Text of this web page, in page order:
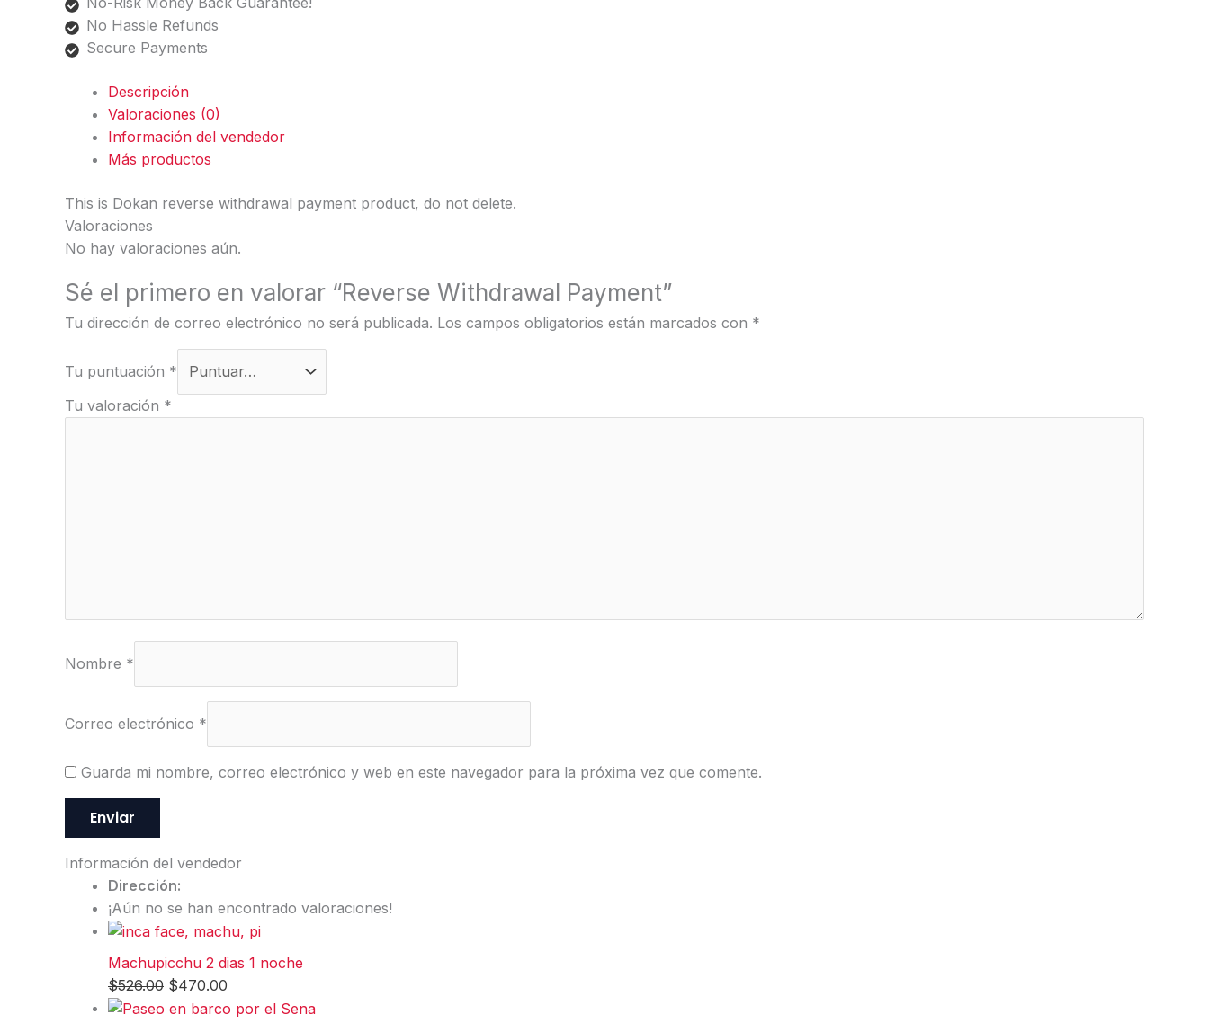
No Hassle Refunds
Secure Payments
Descripción
Valoraciones (0)
Información del vendedor
Más productos
This is Dokan reverse withdrawal payment product, do not delete.
Valoraciones
No hay valoraciones aún.
Sé el primero en valorar “Reverse Withdrawal Payment”
Tu dirección de correo electrónico no será publicada. Los campos obligatorios están marcados con *
Tu puntuación *
Tu valoración *
Nombre *
Correo electrónico *
Guarda mi nombre, correo electrónico y web en este navegador para la próxima vez que comente.
Información del vendedor
Dirección:
¡Aún no se han encontrado valoraciones!
Machupicchu 2 dias 1 noche
$526.00 $470.00